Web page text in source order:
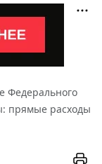
Федерального
прямые расходы